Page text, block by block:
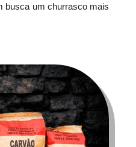
busca um churrasco mais